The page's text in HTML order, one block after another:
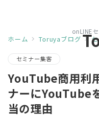
onLINE
ホーム Toruyaブログ
セミナー集客
YouTube商用利
ナーにYouTube
当の理由